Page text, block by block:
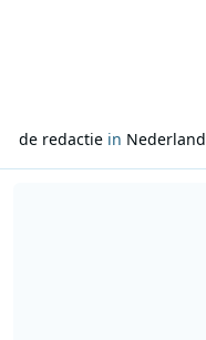
de redactiein Nederland